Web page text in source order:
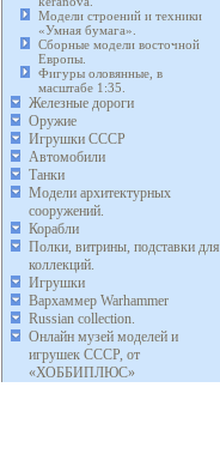
Модели строений и техники
«Умная бумага».
Сборные модели восточной
Европы.
Фигуры оловянные, в
масштабе 1:35.
Железные дороги
Оружие
Игрушки СССР
Автомобили
Танки
Модели архитектурных
сооружений.
Корабли
Полки, витрины, подставки для
коллекций.
Игрушки
Вархаммер Warhammer
Russian collection.
Онлайн музей моделей и
игрушек СССР, от
«ХОББИПЛЮС»